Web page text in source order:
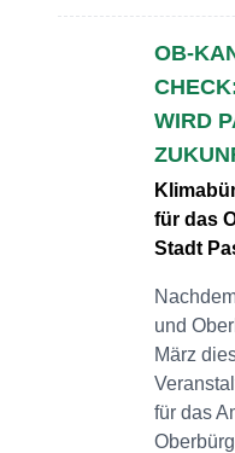
OB-
WIRD
für das
Stadt
und
März
für das